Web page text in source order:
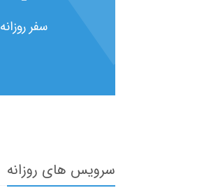
سفر روزانه
سرویس های روزانه